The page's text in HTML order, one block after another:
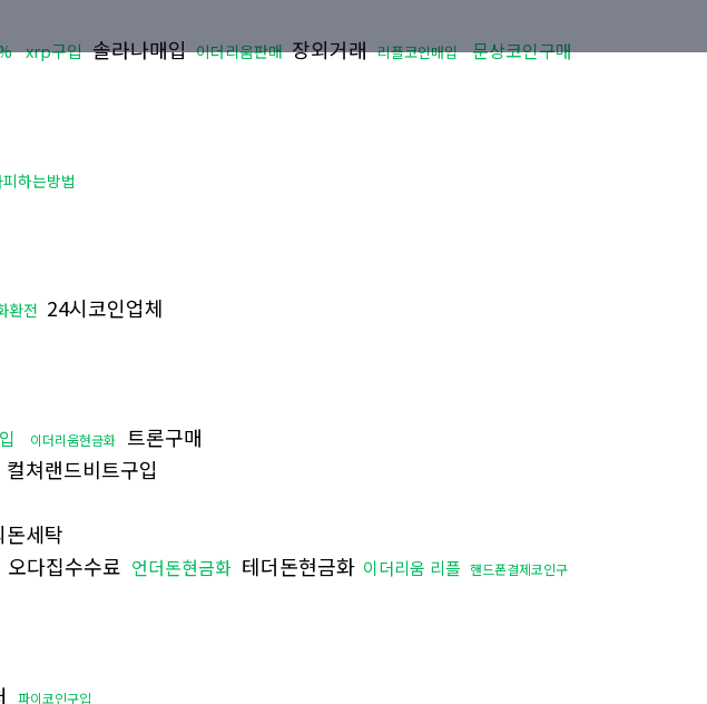
xrp구입 솔라나매입이더리움판매장외거래 리플코인매입
문상코인구매
하는방법
환전 24시코인업체
이더리움현금화 트론구매
컬쳐랜드비트구입
돈세탁
오다집수수료 언더돈현금화 테더돈현금화 이더리움 리플 핸드폰결제코인구
파이코인구입